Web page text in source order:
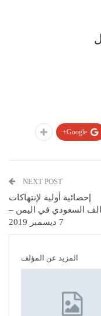
Google+
NEXT POST
إحصائية أولية لإنتهاكات
السعودي في اليمن –
7 ديسمبر 2019
المزيد عن المؤلف